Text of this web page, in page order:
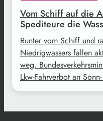
Vom Schiff auf die
Spediteure die
Runter vom Schiff und
Niedrigwassers fallen
weg.
Lkw-Fahrverbot an